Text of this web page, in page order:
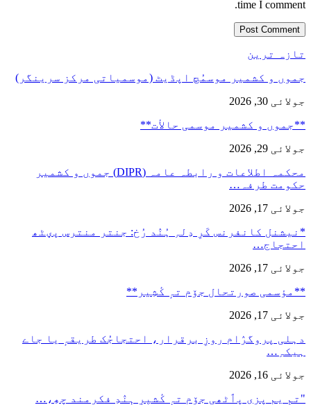
time I comment.
تازہ ترین
جموں و کشمیر موسمُچ اپڈیٹ (موسمیاتی مرکز سرینگر)
جولائی 30, 2026
**جموں و كشمیر موسمی حالأت**
جولائی 29, 2026
محکمہ اطلاعات و رابطہ عامہ (DIPR) جموں و کشمیر
حکومت طرفہ…
جولائی 17, 2026
*نیشنل کانفرنس کَرِ دِلہِ ہُنٛد رُخ: جنتر منترس پؠٹھ
احتجاج…
جولائی 17, 2026
**مؤسمی صورتحال جۆم تہٕ کٔشِیر**
جولائی 17, 2026
دہلی پروگرٛام روزِ برقرار، احتجاجُک طریقہٕ یا جاے
ہیکہِ…
جولائی 16, 2026
"تمِ یم پزی پٲٹھی جۆم تہٕ کٔشیٖرِ ہٕنٛدِ فکرمند چھِ،…